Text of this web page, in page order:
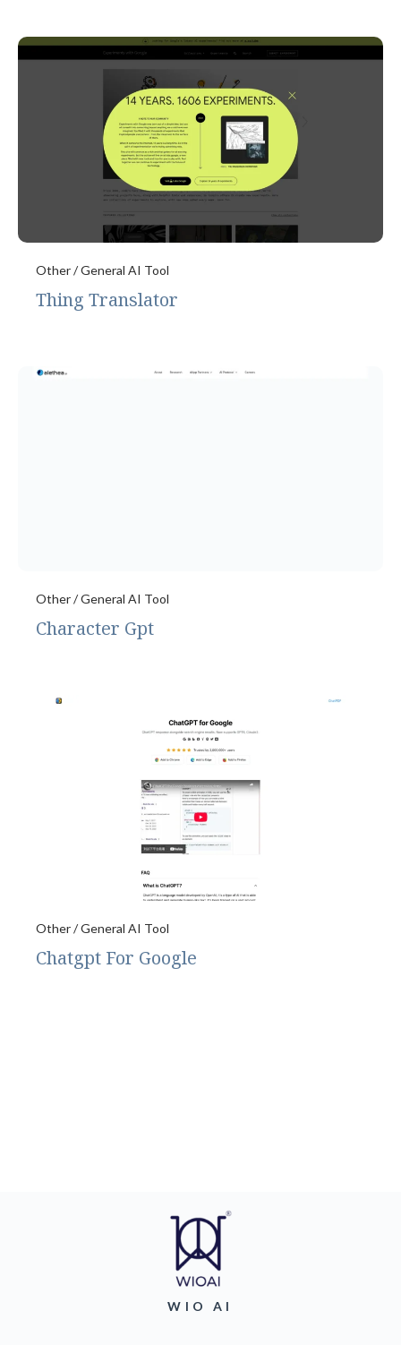
Other / General AI Tool
Thing Translator
Other / General AI Tool
Character Gpt
Other / General AI Tool
Chatgpt For Google
WIO AI